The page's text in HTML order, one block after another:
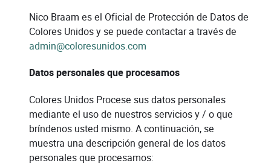
Nico Braam es el Oficial de Protección de Datos de
Colores Unidos y se puede contactar a través de
admin@coloresunidos.com
Datos personales que procesamos
Colores Unidos Procese sus datos personales
mediante el uso de nuestros servicios y / o que
bríndenos usted mismo. A continuación, se
muestra una descripción general de los datos
personales que procesamos: